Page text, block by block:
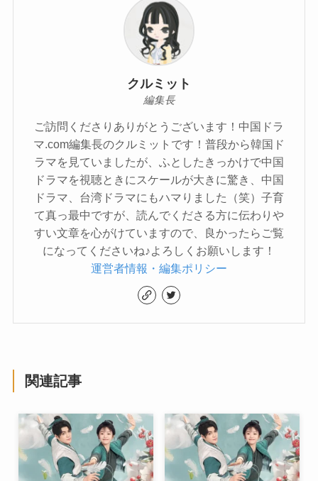
クルミット
編集長
ご訪問くださりありがとうございます！中国ドラ
マ.com編集長のクルミットです！普段から韓国ド
ラマを見ていましたが、ふとしたきっかけで中国
ドラマを視聴ときにスケールが大きに驚き、中国
ドラマ、台湾ドラマにもハマりました（笑）子育
て真っ最中ですが、読んでくださる方に伝わりや
すい文章を心がけていますので、良かったらご覧
になってくださいね♪よろしくお願いします！
運営者情報・編集ポリシー
関連記事